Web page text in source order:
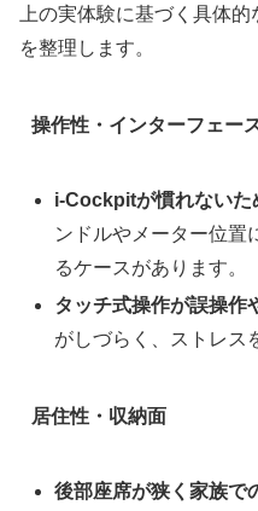
上の実体験に基づく具体
を整理します。
操作性・インターフェー
i‑Cockpitが慣れないた
ンドルやメーター位置
るケースがあります。
タッチ式操作が誤操作
がしづらく、ストレス
居住性・収納面
後部座席が狭く家族で